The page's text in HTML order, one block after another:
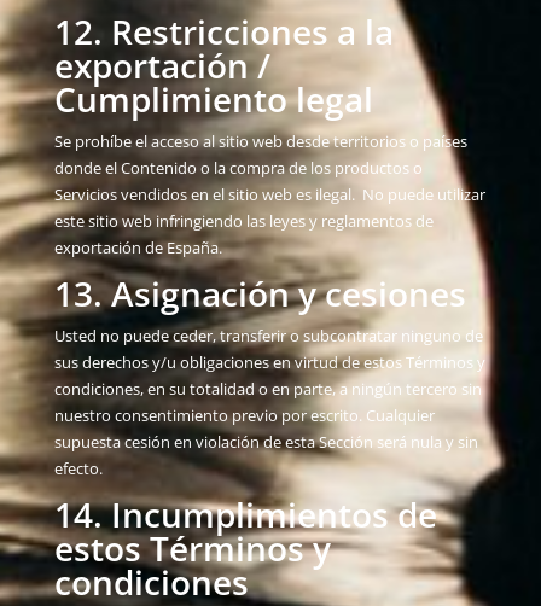
12. Restricciones a la
exportación /
Cumplimiento legal
Se prohíbe el acceso al sitio web desde territorios o países
donde el Contenido o la compra de los productos o
Servicios vendidos en el sitio web es ilegal. No puede utilizar
este sitio web infringiendo las leyes y reglamentos de
exportación de España.
13. Asignación y cesiones
Usted no puede ceder, transferir o subcontratar ninguno de
sus derechos y/u obligaciones en virtud de estos Términos y
condiciones, en su totalidad o en parte, a ningún tercero sin
nuestro consentimiento previo por escrito. Cualquier
supuesta cesión en violación de esta Sección será nula y sin
efecto.
14. Incumplimientos de
estos Términos y
condiciones